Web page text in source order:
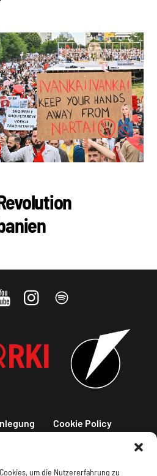
um die Nutzererfahrung zu
Cookie Policy